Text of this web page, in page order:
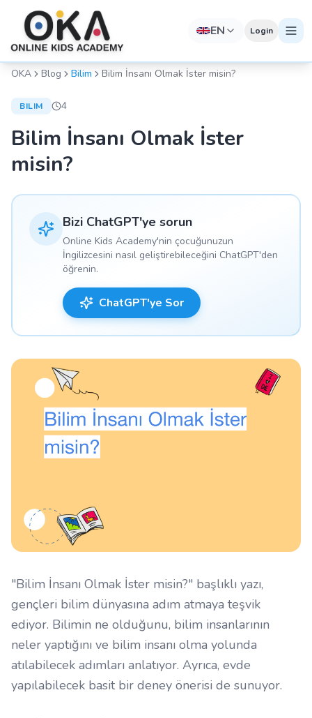
EN Login
OKA Blog Bilim Bilim İnsanı Olmak İster misin?
BILIM 4
Bilim İnsanı Olmak İster
misin?
Bizi ChatGPT'ye sorun
Online Kids Academy'nin çocuğunuzun
İngilizcesini nasıl geliştirebileceğini ChatGPT'den
öğrenin.
ChatGPT'ye Sor
"Bilim İnsanı Olmak İster misin?" başlıklı yazı,
gençleri bilim dünyasına adım atmaya teşvik
ediyor. Bilimin ne olduğunu, bilim insanlarının
neler yaptığını ve bilim insanı olma yolunda
atılabilecek adımları anlatıyor. Ayrıca, evde
yapılabilecek basit bir deney önerisi de sunuyor.